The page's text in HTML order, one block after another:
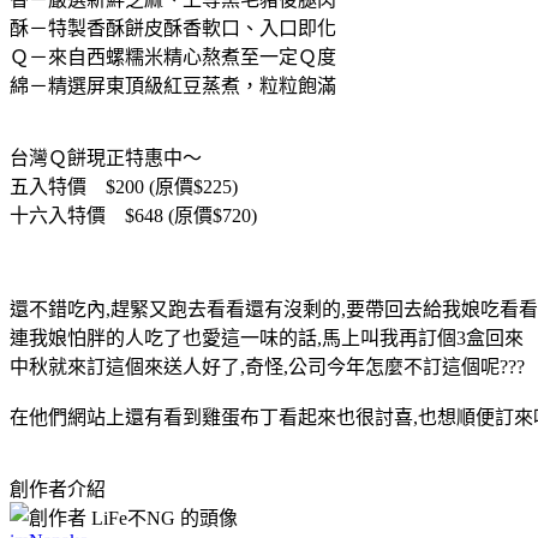
酥－特製香酥餅皮酥香軟口、入口即化
Ｑ－來自西螺糯米精心熬煮至一定Ｑ度
綿－精選屏東頂級紅豆蒸煮，粒粒飽滿
台灣Ｑ餅現正特惠中～
五入特價 $200 (原價$225)
十六入特價 $648 (原價$720)
還不錯吃內,趕緊又跑去看看還有沒剩的,要帶回去給我娘吃看
連我娘怕胖的人吃了也愛這一味的話,馬上叫我再訂個3盒回來
中秋就來訂這個來送人好了,奇怪,公司今年怎麼不訂這個呢???
在他們網站上還有看到雞蛋布丁看起來也很討喜,也想順便訂來
創作者介紹